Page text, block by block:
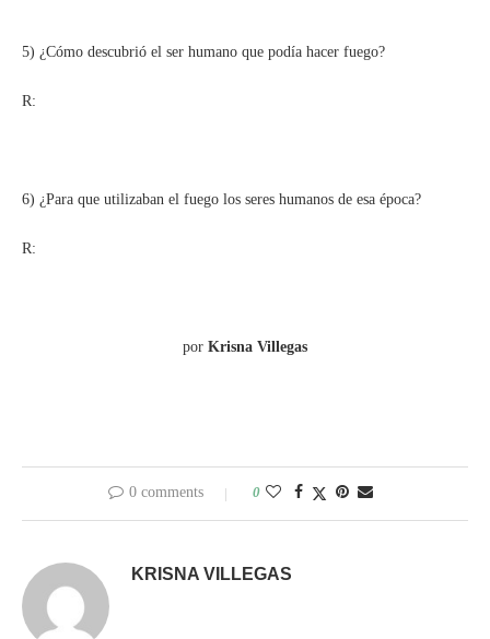
5) ¿Cómo descubrió el ser humano que podía hacer fuego?
R:
6) ¿Para que utilizaban el fuego los seres humanos de esa época?
R:
por Krisna Villegas
0 comments 0
KRISNA VILLEGAS